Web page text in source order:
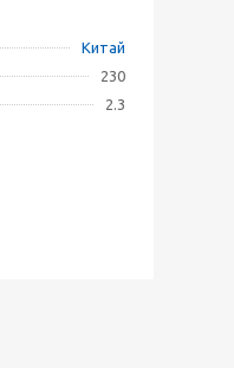
Китай
230
2.3